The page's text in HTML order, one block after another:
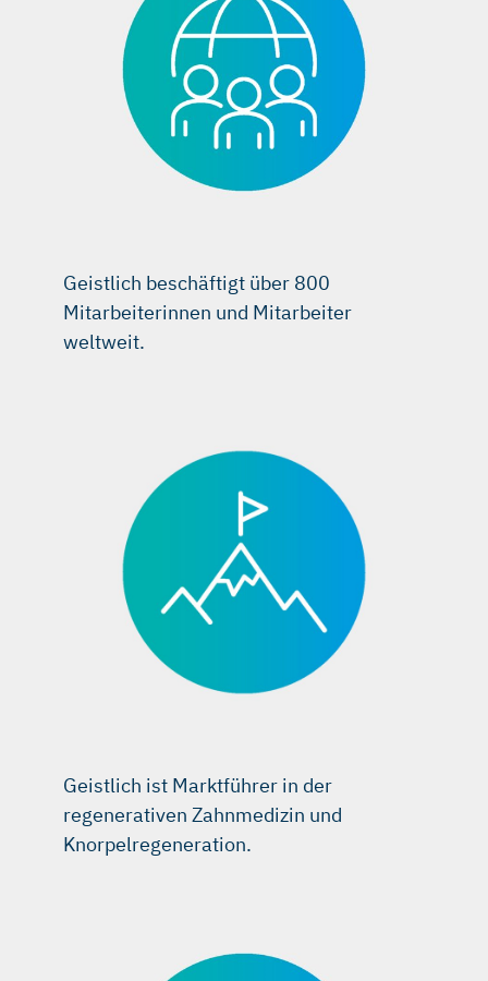
Geistlich beschäftigt über 800
Mitarbeiterinnen und Mitarbeiter
weltweit.
Geistlich ist Marktführer in der
regenerativen Zahnmedizin und
Knorpelregeneration.